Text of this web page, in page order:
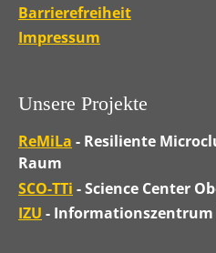
Barrierefreiheit
Impressum
Unsere Projekte
ReMiLa - Resiliente
Raum
SCO-TTi - Science Center
IZU - Informationszentrum